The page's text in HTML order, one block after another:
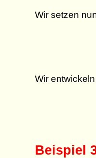
Wir setzen
Wir
Beispiel